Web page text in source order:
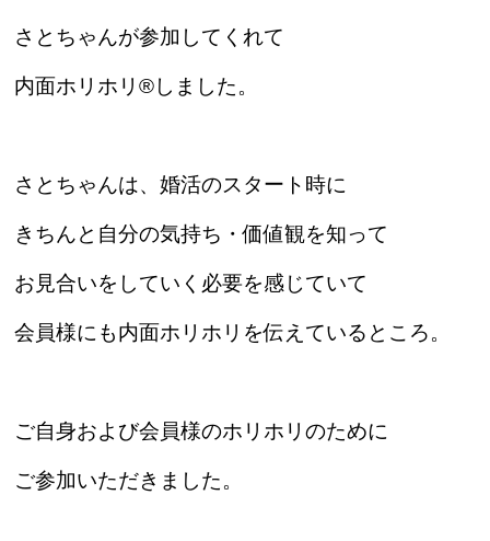
さとちゃんが参加してくれて
内面ホリホリ®︎しました。
さとちゃんは、婚活のスタート時に
きちんと自分の気持ち・価値観を知って
お見合いをしていく必要を感じていて
会員様にも内面ホリホリを伝えているところ。
ご自身および会員様のホリホリのために
ご参加いただきました。